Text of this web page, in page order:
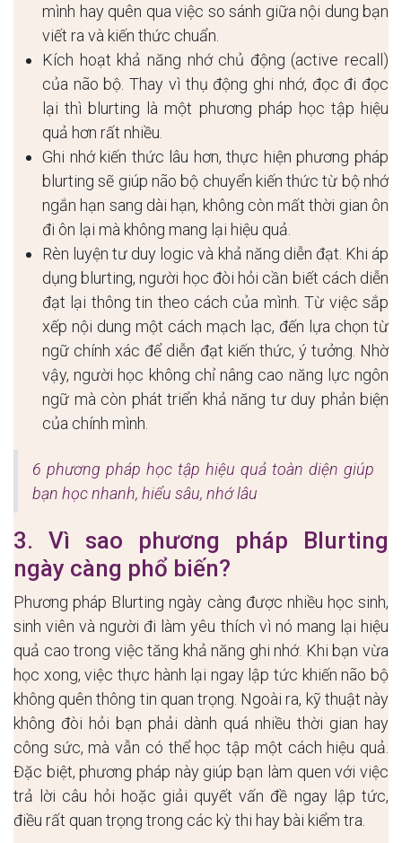
mình hay quên qua việc so sánh giữa nội dung bạn
viết ra và kiến thức chuẩn.
Kích hoạt khả năng nhớ chủ động (active recall)
của não bộ. Thay vì thụ động ghi nhớ, đọc đi đọc
lại thì blurting là một phương pháp học tập hiệu
quả hơn rất nhiều.
Ghi nhớ kiến thức lâu hơn, thực hiện phương pháp
blurting sẽ giúp não bộ chuyển kiến thức từ bộ nhớ
ngắn hạn sang dài hạn, không còn mất thời gian ôn
đi ôn lại mà không mang lại hiệu quả.
Rèn luyện tư duy logic và khả năng diễn đạt. Khi áp
dụng blurting, người học đòi hỏi cần biết cách diễn
đạt lại thông tin theo cách của mình. Từ việc sắp
xếp nội dung một cách mạch lạc, đến lựa chọn từ
ngữ chính xác để diễn đạt kiến thức, ý tưởng. Nhờ
vậy, người học không chỉ nâng cao năng lực ngôn
ngữ mà còn phát triển khả năng tư duy phản biện
của chính mình.
6 phương pháp học tập hiệu quả toàn diện giúp
bạn học nhanh, hiểu sâu, nhớ lâu
3. Vì sao phương pháp Blurting
ngày càng phổ biến?
Phương pháp Blurting ngày càng được nhiều học sinh,
sinh viên và người đi làm yêu thích vì nó mang lại hiệu
quả cao trong việc tăng khả năng ghi nhớ. Khi bạn vừa
học xong, việc thực hành lại ngay lập tức khiến não bộ
không quên thông tin quan trọng. Ngoài ra, kỹ thuật này
không đòi hỏi bạn phải dành quá nhiều thời gian hay
công sức, mà vẫn có thể học tập một cách hiệu quả.
Đặc biệt, phương pháp này giúp bạn làm quen với việc
trả lời câu hỏi hoặc giải quyết vấn đề ngay lập tức,
điều rất quan trọng trong các kỳ thi hay bài kiểm tra.